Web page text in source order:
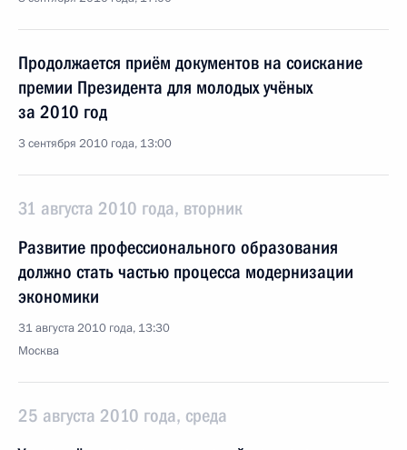
Продолжается приём документов на соискание
премии Президента для молодых учёных
за 2010 год
3 сентября 2010 года, 13:00
31 августа 2010 года, вторник
Развитие профессионального образования
должно стать частью процесса модернизации
экономики
31 августа 2010 года, 13:30
Москва
25 августа 2010 года, среда